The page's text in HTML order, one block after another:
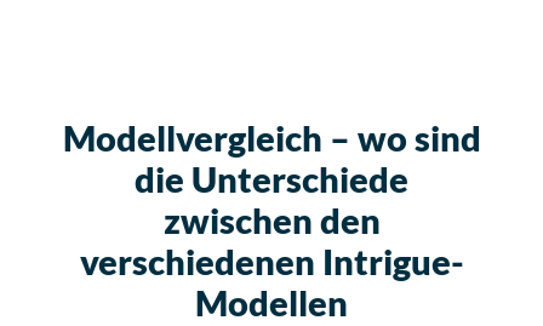
Modellvergleich – wo sind
die Unterschiede
zwischen den
verschiedenen Intrigue-
Modellen